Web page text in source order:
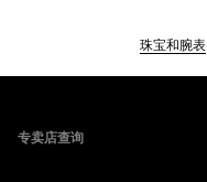
珠宝和腕表
专卖店查询